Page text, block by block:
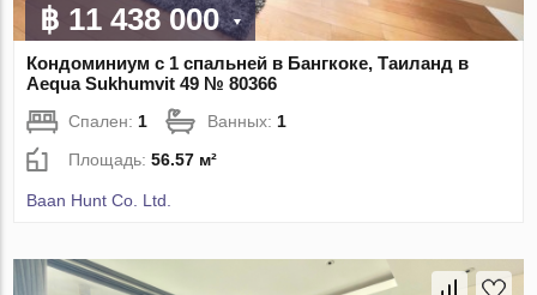
฿ 11 438 000
Кондоминиум с 1 спальней в Бангкоке, Таиланд в
Aequa Sukhumvit 49 № 80366
Спален: 1 Ванных: 1
Площадь:56.57 м²
Baan Hunt Co. Ltd.